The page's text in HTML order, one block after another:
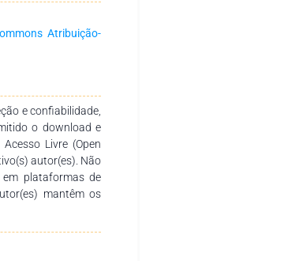
âmbito escolar,
educação com
perspectiva,
quanto à
de ações
Atribuição-
e confiabilidade,
o download e
Livre (Open
autor(es). Não
plataformas de
mantêm os